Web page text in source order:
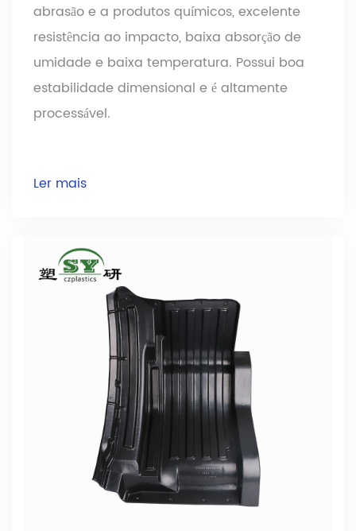
abrasão e a produtos químicos, excelente
resistência ao impacto, baixa absorção de
umidade e baixa temperatura. Possui boa
estabilidade dimensional e é altamente
processável.
Ler mais